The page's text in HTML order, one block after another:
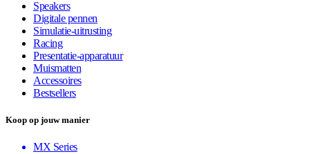
Speakers
Digitale pennen
Simulatie-uitrusting
Racing
Presentatie-apparatuur
Muismatten
Accessoires
Bestsellers
Koop op jouw manier
MX Series